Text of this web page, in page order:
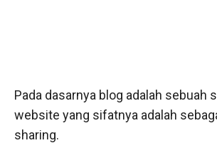
Pada dasarnya blog adalah sebuah
website yang sifatnya adalah
sharing.